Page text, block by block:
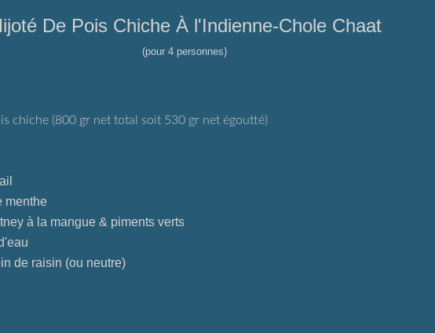
De Pois Chiche À l'Indienne-Chole Chaat
(pour 4 personnes)
chiche (800 gr net total soit 530 gr net égoutté)
menthe
à la mangue & piments verts
de raisin (ou neutre)